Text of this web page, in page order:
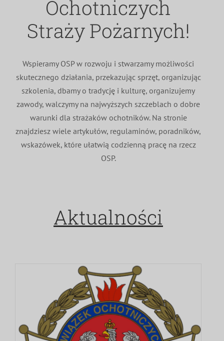
MDP i DDP
PNWM
Floriany
Projekty
Poradnik
100-lecie
Ochotniczych
Straży Pożarnych!
Wspieramy OSP w rozwoju i stwarzamy możliwości
skutecznego działania, przekazując sprzęt, organizując
szkolenia, dbamy o tradycję i kulturę, organizujemy
zawody, walczymy na najwyższych szczeblach o dobre
warunki dla strażaków ochotników. Na stronie
znajdziesz wiele artykułów, regulaminów, poradników,
wskazówek, które ułatwią codzienną pracę na rzecz
OSP.
Aktualności